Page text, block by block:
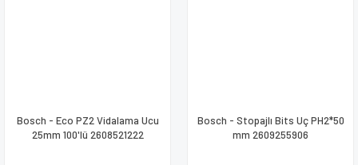
Bosch - Eco PZ2 Vidalama Ucu
25mm 100'lü 2608521222
Bosch - Stopajlı Bits Uç PH2*50
mm 2609255906